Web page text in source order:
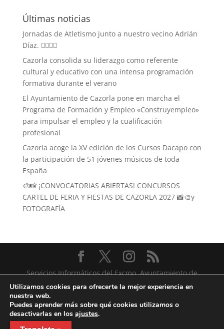
Últimas noticias
Jornadas de Atletismo junto a nuestro vecino Adrián
Díaz. 🏃‍♀️🏃‍♂️
Cazorla consolida su liderazgo como referente
cultural y educativo con una intensa programación
formativa durante el verano
El Ayuntamiento de Cazorla pone en marcha el
Programa de Formación y Empleo «Construyempleo»
para impulsar el empleo y la cualificación
profesional
Cazorla acoge la XV edición de los Cursos Dacapo con
la participación de 51 jóvenes músicos de toda
España
🎨📸 ¡CONVOCATORIAS ABIERTAS! CONCURSOS
CARTEL DE FERIA Y FIESTAS DE CAZORLA 2027 📸🎨y
FOTOGRAFÍA
Servicios Informáticos del Excmo. Ayuntamiento de
Cazorla
Utilizamos cookies para ofrecerte la mejor experiencia en
nuestra web.
Puedes aprender más sobre qué cookies utilizamos o
desactivarlas en los ajustes.